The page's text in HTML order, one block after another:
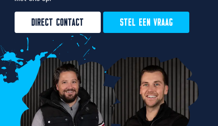
DIRECT CONTACT STEL EEN VRAAG